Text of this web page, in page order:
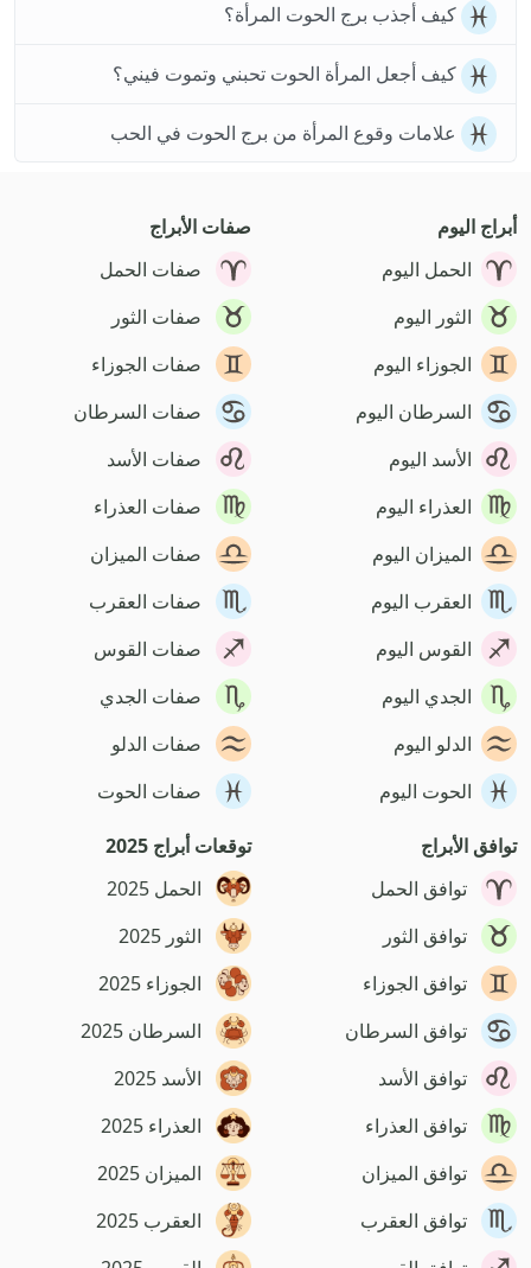
كيف أجذب برج الحوت المرأة؟
كيف أجعل المرأة الحوت تحبني وتموت فيني؟
علامات وقوع المرأة من برج الحوت في الحب
أبراج اليوم
الحمل اليوم
الثور اليوم
الجوزاء اليوم
السرطان اليوم
الأسد اليوم
العذراء اليوم
الميزان اليوم
العقرب اليوم
القوس اليوم
الجدي اليوم
الدلو اليوم
الحوت اليوم
صفات الأبراج
صفات الحمل
صفات الثور
صفات الجوزاء
صفات السرطان
صفات الأسد
صفات العذراء
صفات الميزان
صفات العقرب
صفات القوس
صفات الجدي
صفات الدلو
صفات الحوت
توافق الأبراج
توافق الحمل
توافق الثور
توافق الجوزاء
توافق السرطان
توافق الأسد
توافق العذراء
توافق الميزان
توافق العقرب
توقعات أبراج 2025
الحمل 2025
الثور 2025
الجوزاء 2025
السرطان 2025
الأسد 2025
العذراء 2025
الميزان 2025
العقرب 2025